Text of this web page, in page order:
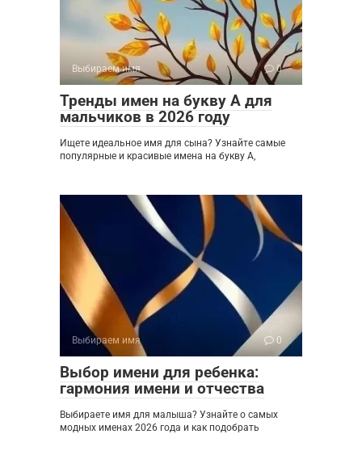
Выбираем имя 0
Тренды имен на букву А для
мальчиков в 2026 году
Ищете идеальное имя для сына? Узнайте самые
популярные и красивые имена на букву А,
Выбираем имя 0
Выбор имени для ребенка:
гармония имени и отчества
Выбираете имя для малыша? Узнайте о самых
модных именах 2026 года и как подобрать